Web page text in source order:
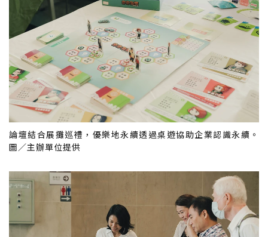
論壇結合展攤巡禮，優樂地永續透過桌遊協助企業認識永續。
圖／主辦單位提供